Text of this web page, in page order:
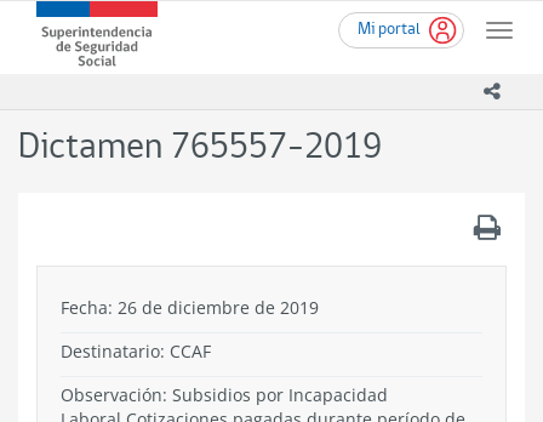
contenido
Mi portal
Toggle
Superintendencia
de
-
Dictamen 765557-2019
Fecha: 26 de diciembre de 2019
Destinatario: CCAF
Observación: Subsidios por Incapacidad